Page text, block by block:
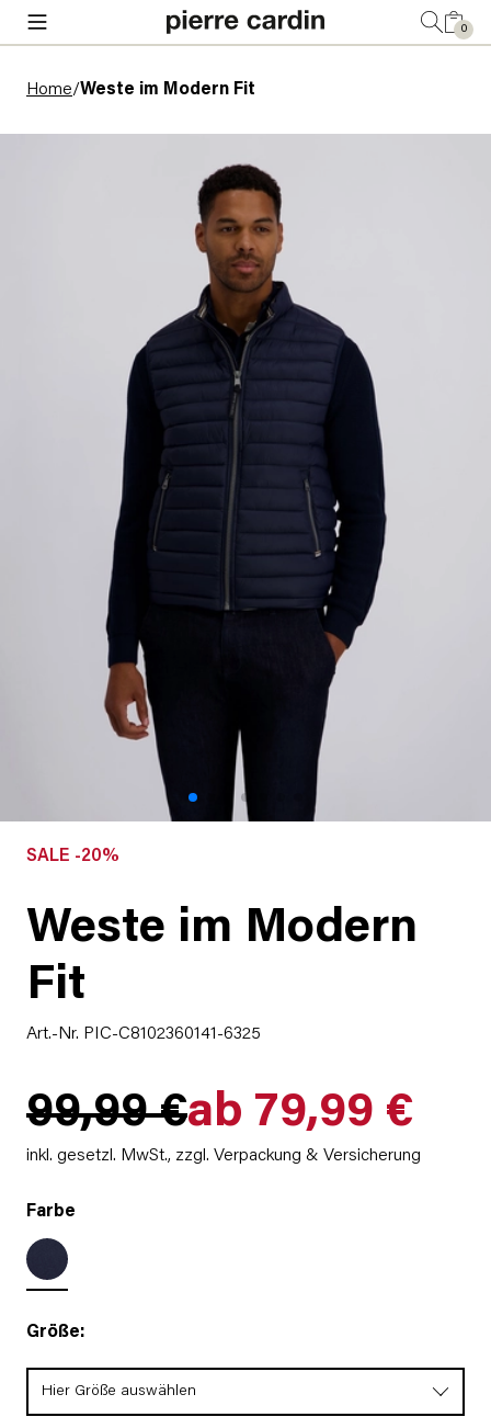
0
Home/Weste im Modern Fit
SALE -20%
Weste im Modern
Fit
Art.-Nr. PIC-C8102360141-6325
99,99 €ab 79,99 €
inkl. gesetzl. MwSt., zzgl. Verpackung & Versicherung
Farbe
Größe:
Hier Größe auswählen